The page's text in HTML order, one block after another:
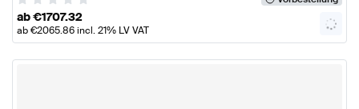
ab€1707.32
ab€2065.86incl. 21% LV VAT